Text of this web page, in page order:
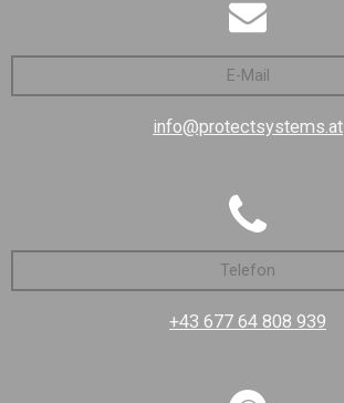
E-Mail
info@protectsystems.at
Telefon
+43 677 64 808 939